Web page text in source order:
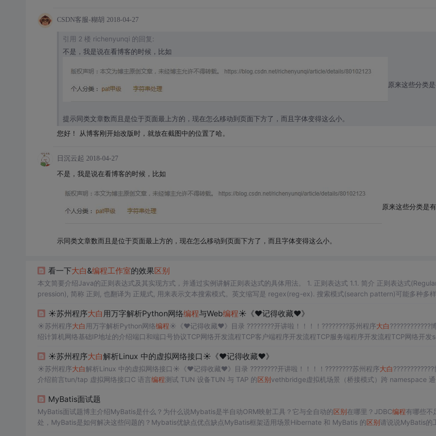
CSDN客服-糊胡 2018-04-27
引用 2 楼 richenyunqi 的回复:
不是，我是说在看博客的时候，比如
原来这些分类
提示同类文章数而且是位于页面最上方的，现在怎么移动到页面下方了，而且字体变得这么小。
您好！ 从博客刚开始改版时，就放在截图中的位置了哈。
日沉云起 2018-04-27
不是，我是说在看博客的时候，比如
原来这些分类是
示同类文章数而且是位于页面最上方的，现在怎么移动到页面下方了，而且字体变得这么小。
看一下大白 &编程工作室的效果区别
本文简要介绍Java的正则表达式及其实现方式，并通过实例讲解正则表达式的具体用法。 1. 正则表达式 1.1. 简介 正则表达式(Regular Ex
pression), 简称 正则, 也翻译为 正规式, 用来表示文本搜索模式。英文缩写是 regex(reg-ex). 搜索模式(search pattern)可能多种多样, 如,
☀️苏州程序大白 用万字解析Python网络编程与Web编程☀️《❤️记得收藏❤️》
☀️苏州程序大白 用万字解析Python网络编程☀️《❤️记得收藏❤️》目录 ????️‍????开讲啦！！！！????️‍????苏州程序大白????️‍????????
绍计算机网络基础IP地址的介绍端口和端口号协议TCP网络开发流程TCP客户端程序开发流程TCP服务端程序开发流程TCP网络开发
求报文POST请求报文POST与GET之间的区别
☀️苏州程序大白解析Linux 中的虚拟网络接口☀️《❤️记得收藏❤️》
☀️苏州程序大白解析Linux 中的虚拟网络接口☀️《❤️记得收藏❤️》目录 ????️‍????开讲啦！！！！????️‍????苏州程序大白
介绍前言tun/tap 虚拟网络接口C 语言编程测试 TUN 设备TUN 与 TAP 的区别vethbridge虚拟机场景（桥接模式）跨 namespace
的文章、
MyBatis面试题
MyBatis面试题博主介绍MyBatis是什么？为什么说Mybatis是半自动ORM映射工具？它与全自动的区别在哪里？JDBC编程有哪些不
处，MyBatis是如何解决这些问题的？Mybatis优缺点优点缺点MyBatis框架适用场景Hibernate 和 MyBatis 的区别请说说MyBatis的